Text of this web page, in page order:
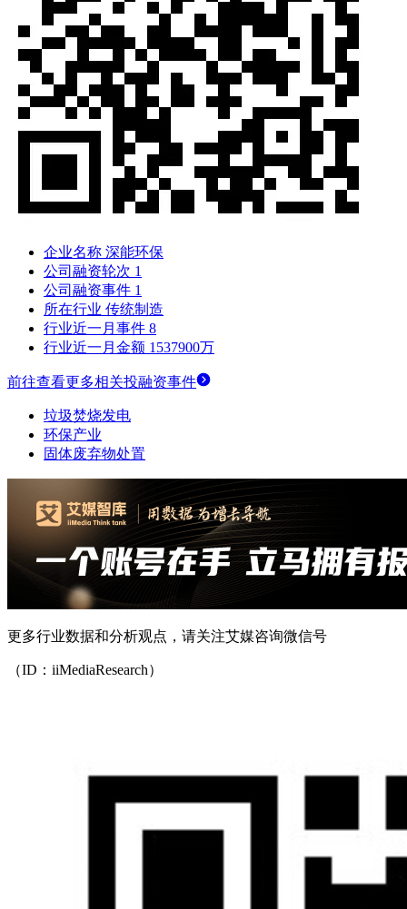
企业名称 深能环保
公司融资轮次 1
公司融资事件 1
所在行业 传统制造
行业近一月事件 8
行业近一月金额 1537900万
前往查看更多相关投融资事件
垃圾焚烧发电
环保产业
固体废弃物处置
更多行业数据和分析观点，请关注艾媒咨询微信号
（ID：iiMediaResearch）